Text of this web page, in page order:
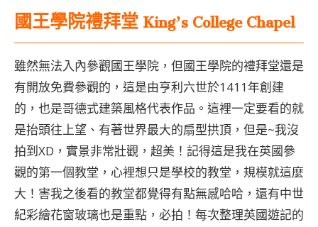
國王學院禮拜堂 King’s College Chapel
雖然無法入內參觀國王學院，但國王學院的禮拜堂還是
有開放免費參觀的，這是由亨利六世於1411年創建
的，也是哥德式建築風格代表作品。這裡一定要看的就
是抬頭往上望、有著世界最大的扇型拱頂，但是~我沒
拍到XD，實景非常壯觀，超美！記得這是我在英國參
觀的第一個教堂，心裡想只是學校的教堂，規模就這麼
大！害我之後看的教堂都覺得有點無感哈哈，還有中世
紀彩繪花窗玻璃也是重點，必拍！每次整理英國遊記的